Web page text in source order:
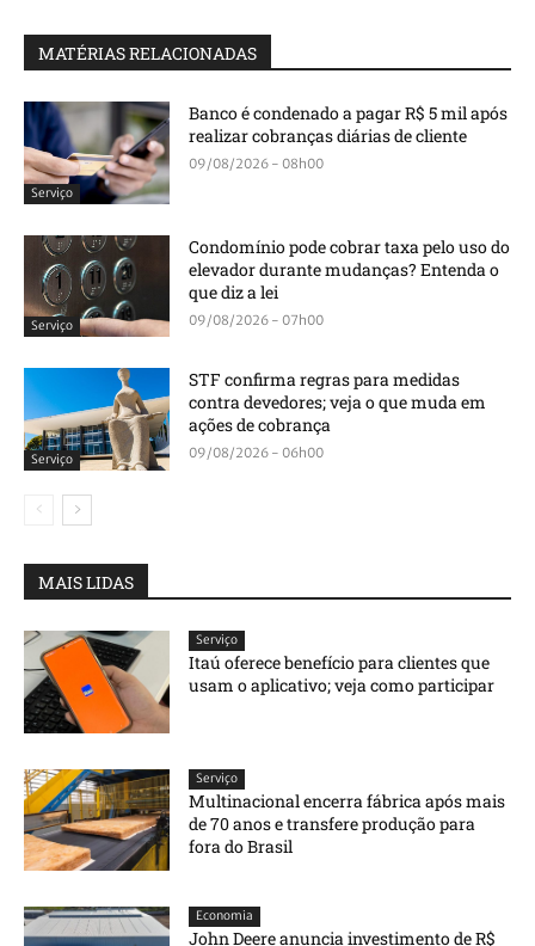
MATÉRIAS RELACIONADAS
Serviço
Banco é condenado a pagar R$ 5 mil após
realizar cobranças diárias de cliente
09/08/2026 - 08h00
Serviço
Condomínio pode cobrar taxa pelo uso do
elevador durante mudanças? Entenda o
que diz a lei
09/08/2026 - 07h00
Serviço
STF confirma regras para medidas
contra devedores; veja o que muda em
ações de cobrança
09/08/2026 - 06h00
MAIS LIDAS
Serviço
Itaú oferece benefício para clientes que
usam o aplicativo; veja como participar
Serviço
Multinacional encerra fábrica após mais
de 70 anos e transfere produção para
fora do Brasil
Economia
John Deere anuncia investimento de R$